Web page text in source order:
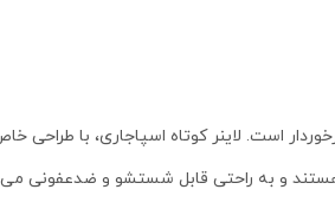
است. لاینر کوتاه اسپاجاری، با
هستند و به راحتی قابل شستشو و ضدعفونی